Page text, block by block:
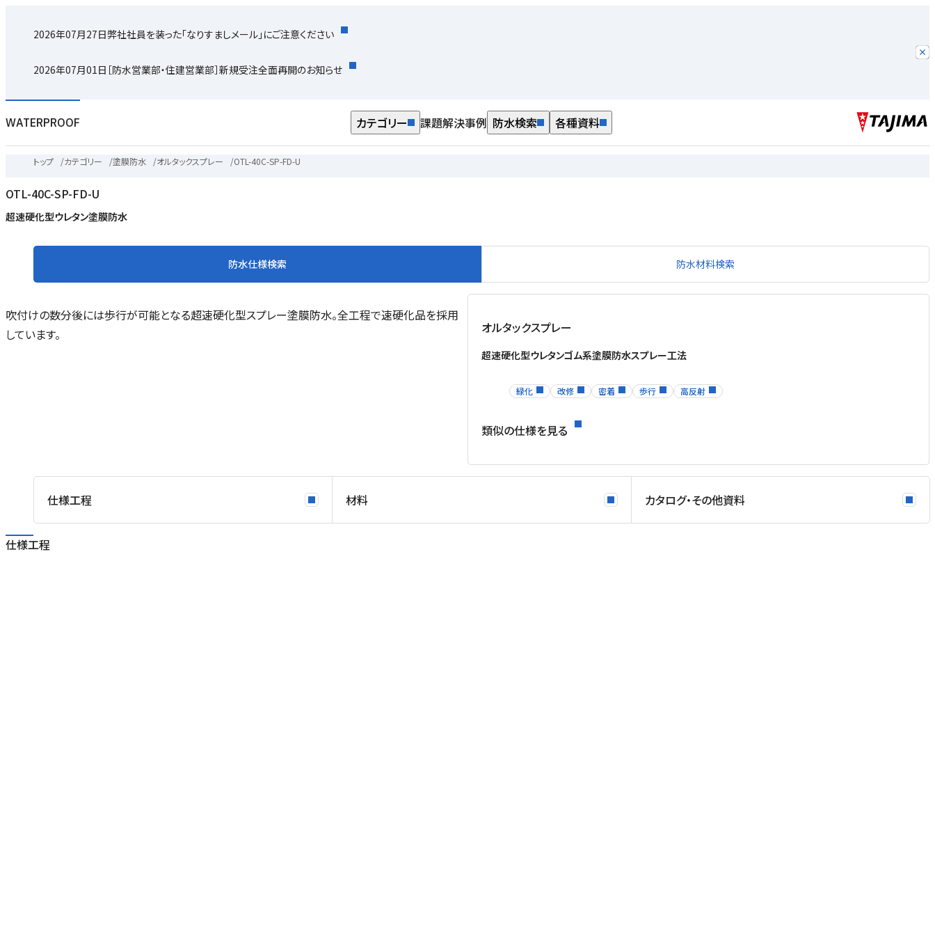
2026年07月27日弊社社員を装った「なりすましメール」にご注意ください
2026年07月01日 ［防水営業部・住建営業部］新規受注全面再開のお知らせ
WATERPROOF カテゴリー 課題解決事例 防水検索 各種資料
トップ /カテゴリー /塗膜防水 /オルタックスプレー /OTL-40C-SP-FD-U
OTL-40C-SP-FD-U
超速硬化型ウレタン塗膜防水
防水仕様検索 防水材料検索
吹付けの数分後には歩行が可能となる超速硬化型スプレー塗膜防水。全工程で速硬化品を採用
しています。
オルタックスプレー
超速硬化型ウレタンゴム系塗膜防水スプレー工法
緑化 改修 密着 歩行 高反射
類似の仕様を見る
仕様工程 材料 カタログ・その他資料
仕様工程